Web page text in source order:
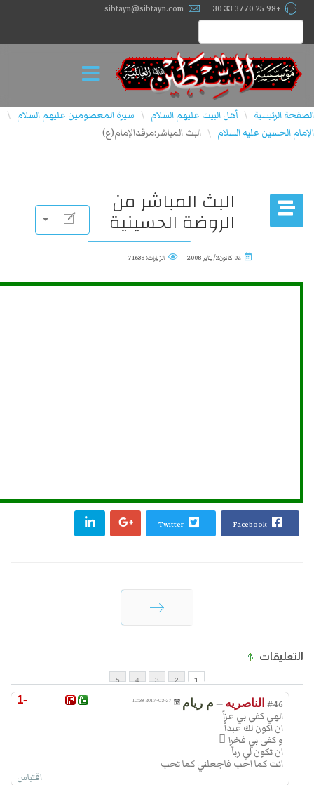
+98 25 3770 33 30
sibtayn@sibtayn.com
الصفحة الرئيسية \ أهل البيت عليهم السلام \ سيرة المعصومين عليهم السلام \
الإمام الحسين عليه السلام \ البث المباشر:مرقدالإمام(ع)
البث المباشر من
الروضة الحسينية
02 كانون2/يناير 2008 الزيارات: 71638
التعليقات
1
2
3
4
5
-1 #46 الناصريه — م ريام 2017-03-27 10:38
الهي كفى بي عزاً
ان اكون لك عبداً
و كفى بي فخرا ً
ان تكون لي رباً
انت كما احب فاجعلني كما تحب
اقتباس